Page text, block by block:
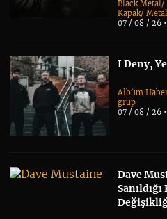
Black Metal /
Kapak/Metal
07 / 08 / 26
I Deny,
Albüm
grup
07 / 08 / 26
Dave